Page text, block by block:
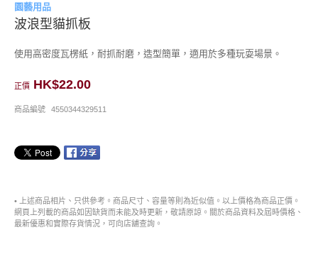
園藝用品
波浪型貓抓板
使用高密度瓦楞紙，耐抓耐磨，造型簡單，適用於多種玩耍場景。
正價 HK$22.00
商品編號 4550344329511
• 上述商品相片、只供參考。商品尺寸、容量等則為近似值。以上價格為商品正價。
網頁上列載的商品如因缺貨而未能及時更新，敬請原諒。關於商品資料及屆時價格、
最新優惠和實際存貨情況，可向店舖查詢。